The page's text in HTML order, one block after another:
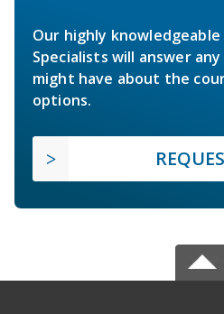
Our highly
Specialists will answer
might have about the
options.